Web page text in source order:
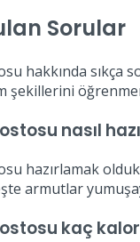
Sorular
hakkında sıkça
nasıl
hazırlamak
armutlar
kaç